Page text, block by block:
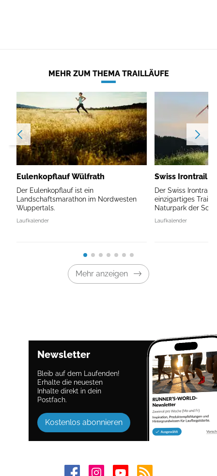
MEHR ZUM THEMA TRAILLÄUFE
Eulenkopflauf Wülfrath
Der Eulenkopflauf ist ein
Landschaftsmarathon im Nordwesten
Wuppertals.
Laufkalender
Swiss Irontrail
Der Swiss Irontrail
einzigartiges
Naturpark der
Laufkalender
Mehr anzeigen
Newsletter
Bleib auf dem Laufenden!
Erhalte die neuesten
Inhalte direkt in dein
Postfach.
Kostenlos abonnieren